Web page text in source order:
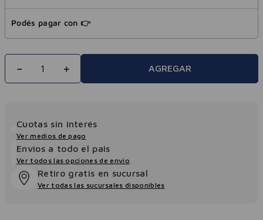
Podés pagar con 👉
＋
－ AGREGAR
Cuotas sin interés
Ver medios de pago
Envios a todo el pais
Ver todos las opciones de envio
Retiro gratis en sucursal
Ver todas las sucursales disponibles